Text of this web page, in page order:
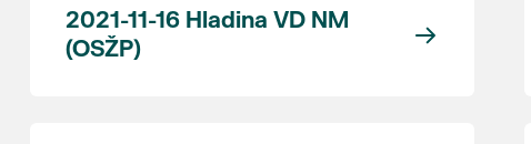
2021-11-16 Hladina VD NM
(OSŽP)